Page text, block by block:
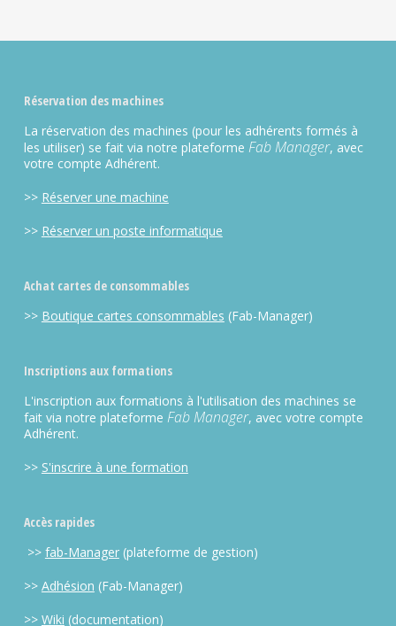
Réservation des machines
La réservation des machines (pour les adhérents formés à
les utiliser) se fait via notre plateforme Fab Manager, avec
votre compte Adhérent.
>> Réserver une machine
>> Réserver un poste informatique
Achat cartes de consommables
>> Boutique cartes consommables (Fab-Manager)
Inscriptions aux formations
L'inscription aux formations à l'utilisation des machines se
fait via notre plateforme Fab Manager, avec votre compte
Adhérent.
>> S'inscrire à une formation
Accès rapides
>> fab-Manager(plateforme de gestion)
>> Adhésion (Fab-Manager)
>> Wiki (documentation)